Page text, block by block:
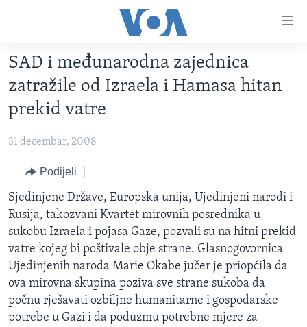
glavni
sadržaj
na
glavnu
pretragu
VIDEO
FOTOGRAFIJE DANA
VIJESTI
SJEDINJENE AMERIČKE DRŽAVE
BOSNA I HERCEGOVINA
SVIJET
NAUKA I TEHNOLOGIJA
SPECIJALNI PROJEKTI
KORUPCIJA
SLOBODA MEDIJA
ŽENSKA STRANA
IZBJEGLIČKA STRANA
MAGAZIN
SAD i međunarodna zajednica
zatražile od Izraela i Hamasa hitan
prekid vatre
31 decembar, 2008
Podijeli
Sjedinjene Države, Europska unija, Ujedinjeni narodi i
Rusija, takozvani Kvartet mirovnih posrednika u
sukobu Izraela i pojasa Gaze, pozvali su na hitni prekid
vatre kojeg bi poštivale obje strane. Glasnogovornica
Ujedinjenih naroda Marie Okabe jučer je priopćila da
ova mirovna skupina poziva sve strane sukoba da
počnu rješavati ozbiljne humanitarne i gospodarske
potrebe u Gazi i da poduzmu potrebne mjere za